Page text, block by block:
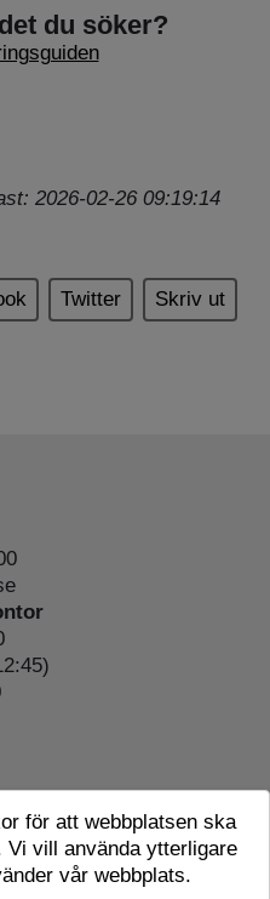
du söker?
2026-02-26 09:19:14
Twitter Skriv ut
för att webbplatsen ska
vill använda ytterligare
vår webbplats.